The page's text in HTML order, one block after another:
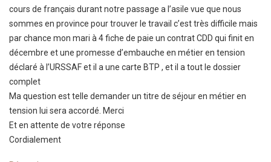
cours de français durant notre passage a l’asile vue que nous
sommes en province pour trouver le travail c’est très difficile mais
par chance mon mari à 4 fiche de paie un contrat CDD qui finit en
décembre et une promesse d’embauche en métier en tension
déclaré à l’URSSAF et il a une carte BTP , et il a tout le dossier
complet
Ma question est telle demander un titre de séjour en métier en
tension lui sera accordé. Merci
Et en attente de votre réponse
Cordialement